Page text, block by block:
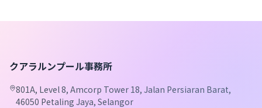
クアラルンプール事務所
801A, Level 8, Amcorp Tower 18, Jalan Persiaran Barat,
46050 Petaling Jaya, Selangor